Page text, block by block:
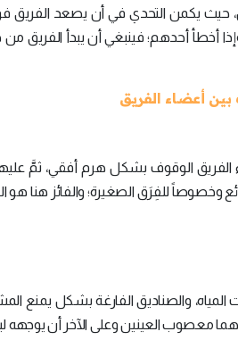
حيث يكمن التحدي في أن يصعد
أخطأ أحدهم؛ فينبغي أن يبدأ الفريق من
أعضاء الفريق
الفريق الوقوف بشكل هرم أفقي، ثمَّ
للفِرَق الصغيرة؛ والفائز هنا هو
والصناديق الفارغة بشكل يمنع
معصوب العينين وعلى الآخر أن يوجهه